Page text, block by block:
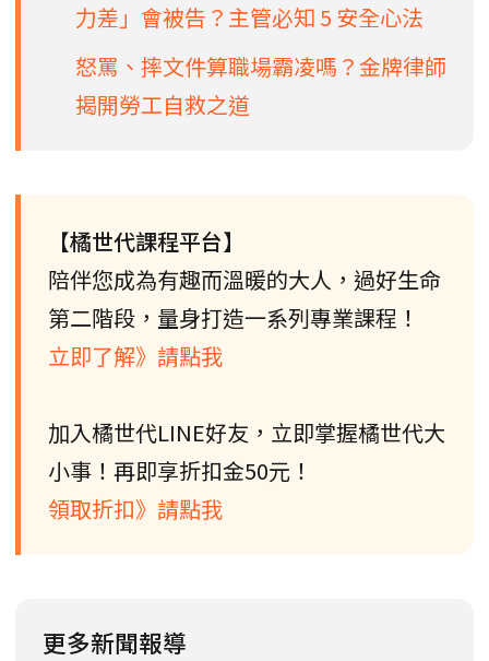
力差」會被告？主管必知 5 安全心法
怒罵、摔文件算職場霸凌嗎？金牌律師
揭開勞工自救之道
【橘世代課程平台】
陪伴您成為有趣而溫暖的大人，過好生命
第二階段，量身打造一系列專業課程！
立即了解》請點我
加入橘世代LINE好友，立即掌握橘世代大
小事！再即享折扣金50元！
領取折扣》請點我
更多新聞報導